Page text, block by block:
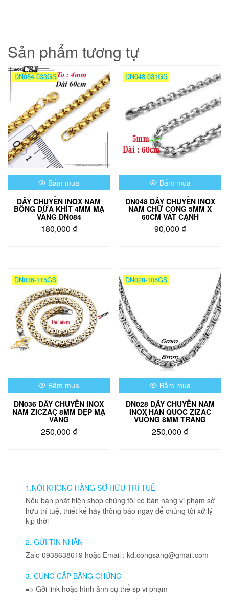
Sản phẩm tương tự
DN084-033GS
Bấm mua
DÂY CHUYỀN INOX NAM
BÔNG DỪA KHÍT 4MM MẠ
VÀNG DN084
180,000 ₫
DN048-031GS
Bấm mua
DN048 DÂY CHUYỀN INOX
NAM CHỮ CONG 5MM X
60CM VÁT CẠNH
90,000 ₫
DN036-115GS
Bấm mua
DN036 DÂY CHUYỀN INOX
NAM ZICZAC 8MM DẸP MẠ
VÀNG
250,000 ₫
DN028-105GS
Bấm mua
DN028 DÂY CHUYỀN NAM
INOX HÀN QUỐC ZIZAC
VUÔNG 8MM TRẮNG
250,000 ₫
1.NÓI KHÔNG HÀNG SỠ HỮU TRÍ TUỆ
Nếu bạn phát hiện shop chúng tôi có bán hàng vi phạm sở
hữu trí tuệ, thiết kế hãy thông báo ngay để chúng tôi xử lý
kịp thời
2. GỬI TIN NHẮN
Zalo 0938638619 hoặc Email : kd.congsang@gmail.com
3. CUNG CẤP BẰNG CHỨNG
=> Gởi link hoặc hình ảnh cụ thể sp vi phạm